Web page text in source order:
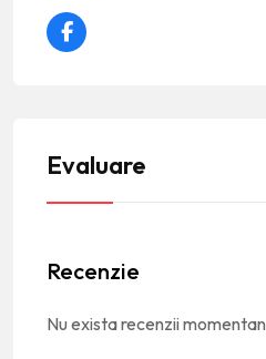
Evaluare
Recenzie
Nu exista recenzii momentan